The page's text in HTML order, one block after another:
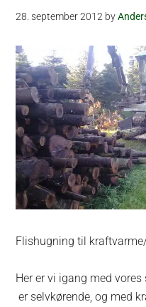
28. september 2012 by
Flishugning til
Her er vi igang med
er selvkørende, og med